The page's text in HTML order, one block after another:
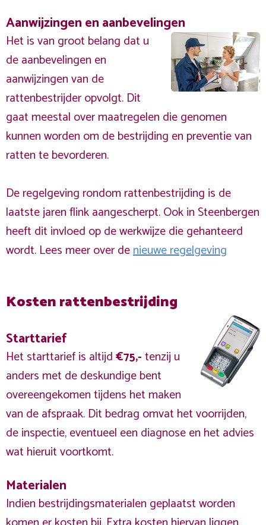
Aanwijzingen en aanbevelingen
Het is van groot belang dat u
de aanbevelingen en
aanwijzingen van de
rattenbestrijder opvolgt. Dit
gaat meestal over maatregelen die genomen
kunnen worden om de bestrijding en preventie van
ratten te bevorderen.
De regelgeving rondom rattenbestrijding is de
laatste jaren flink aangescherpt. Ook in Steenbergen
heeft dit invloed op de werkwijze die gehanteerd
wordt. Lees meer over denieuwe regelgeving
Kosten rattenbestrijding
Starttarief
Het starttarief is altijd€75,-tenzij u
anders met de deskundige bent
overeengekomen tijdens het maken
van de afspraak. Dit bedrag omvat het voorrijden,
de inspectie, eventueel een diagnose en het advies
wat hieruit voortkomt.
Materialen
Indien bestrijdingsmaterialen geplaatst worden